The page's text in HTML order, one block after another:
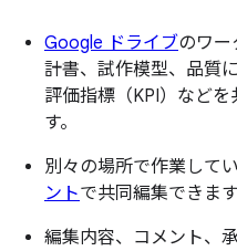
Google ドライブのワー
計書、試作模型、品質
評価指標（KPI）など
す。
別々の場所で作業して
ントで共同編集できます
編集内容、コメント、